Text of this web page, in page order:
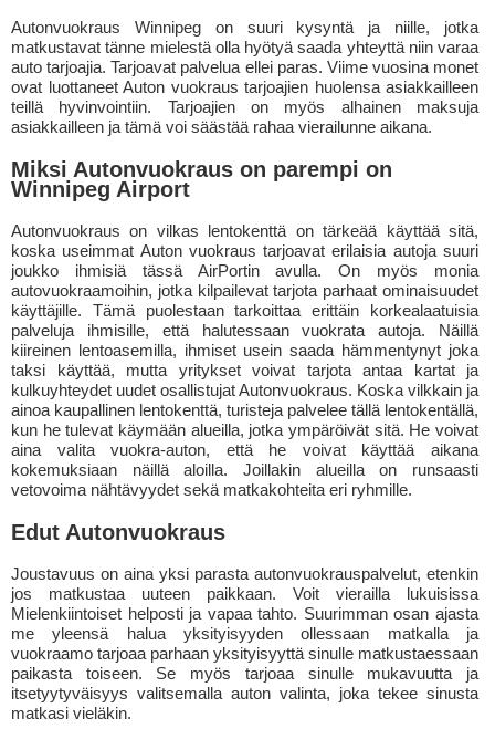
Autonvuokraus Winnipeg on suuri kysyntä ja niille, jotka
matkustavat tänne mielestä olla hyötyä saada yhteyttä niin varaa
auto tarjoajia. Tarjoavat palvelua ellei paras. Viime vuosina monet
ovat luottaneet Auton vuokraus tarjoajien huolensa asiakkailleen
teillä hyvinvointiin. Tarjoajien on myös alhainen maksuja
asiakkailleen ja tämä voi säästää rahaa vierailunne aikana.
Miksi Autonvuokraus on parempi on
Winnipeg Airport
Autonvuokraus on vilkas lentokenttä on tärkeää käyttää sitä,
koska useimmat Auton vuokraus tarjoavat erilaisia autoja suuri
joukko ihmisiä tässä AirPortin avulla. On myös monia
autovuokraamoihin, jotka kilpailevat tarjota parhaat ominaisuudet
käyttäjille. Tämä puolestaan tarkoittaa erittäin korkealaatuisia
palveluja ihmisille, että halutessaan vuokrata autoja. Näillä
kiireinen lentoasemilla, ihmiset usein saada hämmentynyt joka
taksi käyttää, mutta yritykset voivat tarjota antaa kartat ja
kulkuyhteydet uudet osallistujat Autonvuokraus. Koska vilkkain ja
ainoa kaupallinen lentokenttä, turisteja palvelee tällä lentokentällä,
kun he tulevat käymään alueilla, jotka ympäröivät sitä. He voivat
aina valita vuokra-auton, että he voivat käyttää aikana
kokemuksiaan näillä aloilla. Joillakin alueilla on runsaasti
vetovoima nähtävyydet sekä matkakohteita eri ryhmille.
Edut Autonvuokraus
Joustavuus on aina yksi parasta autonvuokrauspalvelut, etenkin
jos matkustaa uuteen paikkaan. Voit vierailla lukuisissa
Mielenkiintoiset helposti ja vapaa tahto. Suurimman osan ajasta
me yleensä halua yksityisyyden ollessaan matkalla ja
vuokraamo tarjoaa parhaan yksityisyyttä sinulle matkustaessaan
paikasta toiseen. Se myös tarjoaa sinulle mukavuutta ja
itsetyytyväisyys valitsemalla auton valinta, joka tekee sinusta
matkasi vieläkin.